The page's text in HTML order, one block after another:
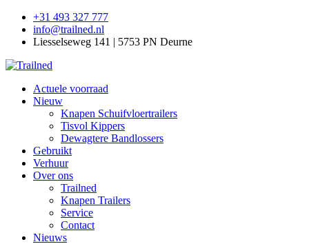
+31 493 327 777
info@trailned.nl
Liesselseweg 141 | 5753 PN Deurne
Actuele voorraad
Nieuw
Knapen Schuifvloertrailers
Tisvol Kippers
Dewagtere Bandlossers
Gebruikt
Verhuur
Over ons
Trailned
Knapen Trailers
Service
Contact
Nieuws